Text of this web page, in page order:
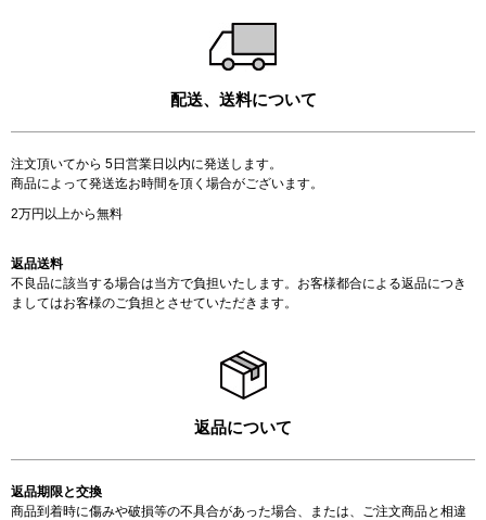
配送、送料について
注文頂いてから 5日営業日以内に発送します。
商品によって発送迄お時間を頂く場合がございます。
2万円以上から無料
返品送料
不良品に該当する場合は当方で負担いたします。お客様都合による返品につき
ましてはお客様のご負担とさせていただきます。
返品について
返品期限と交換
商品到着時に傷みや破損等の不具合があった場合、または、ご注文商品と相違